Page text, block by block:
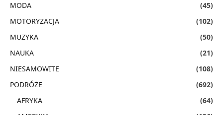
MODA
(45)
MOTORYZACJA
(102)
MUZYKA
(50)
NAUKA
(21)
NIESAMOWITE
(108)
PODRÓŻE
(692)
AFRYKA
(64)